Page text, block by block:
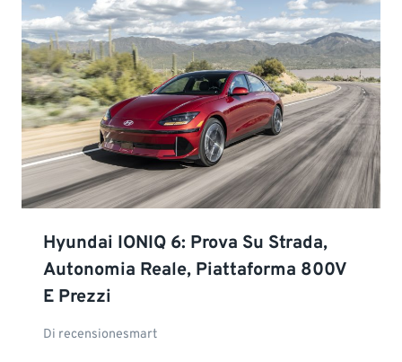
Hyundai IONIQ 6: Prova Su Strada,
Autonomia Reale, Piattaforma 800V
E Prezzi
Di recensionesmart